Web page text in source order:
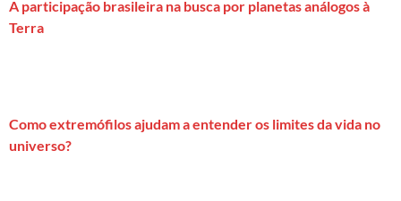
A participação brasileira na busca por planetas análogos à
Terra
Como extremófilos ajudam a entender os limites da vida no
universo?